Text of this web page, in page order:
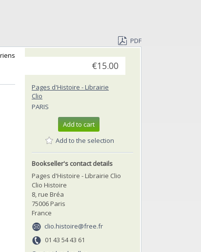
PDF
€15.00
Pages d'Histoire - Librairie
Clio
PARIS
Add to cart
Add to the selection
Bookseller's contact details
Pages d'Histoire - Librairie Clio
Clio Histoire
8, rue Bréa
75006 Paris
France
clio.histoire@free.fr
01 43 54 43 61